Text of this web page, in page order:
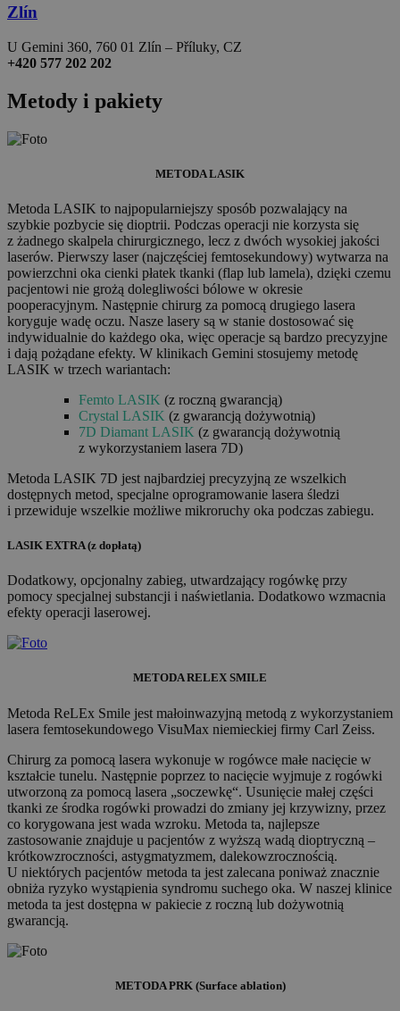
Zlín
U Gemini 360, 760 01 Zlín – Příluky, CZ
+420 577 202 202
Metody i pakiety
METODA LASIK
Metoda LASIK to najpopularniejszy sposób pozwalający na
szybkie pozbycie się dioptrii. Podczas operacji nie korzysta się
z żadnego skalpela chirurgicznego, lecz z dwóch wysokiej jakości
laserów. Pierwszy laser (najczęściej femtosekundowy) wytwarza na
powierzchni oka cienki płatek tkanki (flap lub lamela), dzięki czemu
pacjentowi nie grożą dolegliwości bólowe w okresie
pooperacyjnym. Następnie chirurg za pomocą drugiego lasera
koryguje wadę oczu. Nasze lasery są w stanie dostosować się
indywidualnie do każdego oka, więc operacje są bardzo precyzyjne
i dają pożądane efekty. W klinikach Gemini stosujemy metodę
LASIK w trzech wariantach:
Femto LASIK (z roczną gwarancją)
Crystal LASIK (z gwarancją dożywotnią)
7D Diamant LASIK (z gwarancją dożywotnią
z wykorzystaniem lasera 7D)
Metoda LASIK 7D jest najbardziej precyzyjną ze wszelkich
dostępnych metod, specjalne oprogramowanie lasera śledzi
i przewiduje wszelkie możliwe mikroruchy oka podczas zabiegu.
LASIK EXTRA (z dopłatą)
Dodatkowy, opcjonalny zabieg, utwardzający rogówkę przy
pomocy specjalnej substancji i naświetlania. Dodatkowo wzmacnia
efekty operacji laserowej.
METODA RELEX SMILE
Metoda ReLEx Smile jest małoinwazyjną metodą z wykorzystaniem
lasera femtosekundowego VisuMax niemieckiej firmy Carl Zeiss.
Chirurg za pomocą lasera wykonuje w rogówce małe nacięcie w
kształcie tunelu. Następnie poprzez to nacięcie wyjmuje z rogówki
utworzoną za pomocą lasera „soczewkę“. Usunięcie małej części
tkanki ze środka rogówki prowadzi do zmiany jej krzywizny, przez
co korygowana jest wada wzroku. Metoda ta, najlepsze
zastosowanie znajduje u pacjentów z wyższą wadą dioptryczną –
krótkowzroczności, astygmatyzmem, dalekowzrocznością.
U niektórych pacjentów metoda ta jest zalecana poniważ znacznie
obniża ryzyko wystąpienia syndromu suchego oka. W naszej klinice
metoda ta jest dostępna w pakiecie z roczną lub dożywotnią
gwarancją.
METODA PRK (Surface ablation)